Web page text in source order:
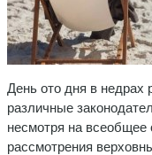
День ото дня в недрах
различные
несмотря на всеобщее
рассмотрения